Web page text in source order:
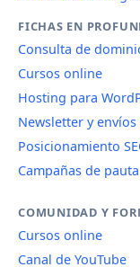
FICHAS EN
Consulta de
Cursos online
Hosting para
Newsletter y envíos
Posicionamiento
Campañas de
COMUNIDAD Y
Cursos online
Canal de YouTube